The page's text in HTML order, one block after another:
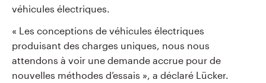
véhicules électriques.
« Les conceptions de véhicules électriques
produisant des charges uniques, nous nous
attendons à voir une demande accrue pour de
nouvelles méthodes d’essais », a déclaré Lücker.